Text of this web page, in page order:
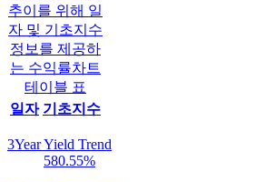
추이를 위해 일
자 및 기초지수
정보를 제공하
는 수익률차트
테이블 표
일자 기초지수
3Year Yield Trend
580.55%